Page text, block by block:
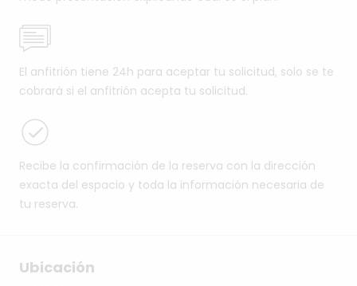
El anfitrión tiene 24h para aceptar tu solicitud, solo se te
cobrará si el anfitrión acepta tu solicitud.
Recibe la confirmación de la reserva con la dirección
exacta del espacio y toda la información necesaria de
tu reserva.
Ubicación